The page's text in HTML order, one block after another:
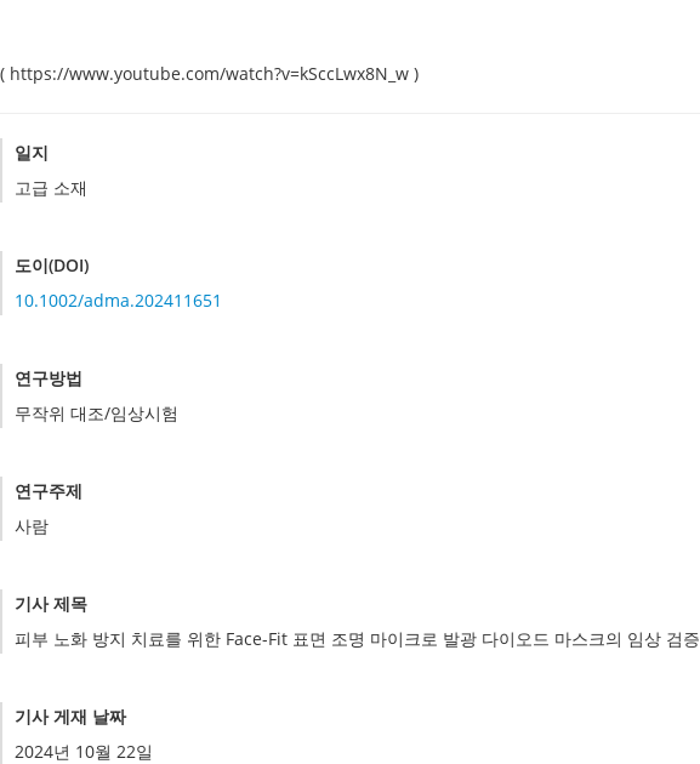
( https://www.youtube.com/watch?v=kSccLwx8N_w )
일지
고급 소재
도이(DOI)
10.1002/adma.202411651
연구방법
무작위 대조/임상시험
연구주제
사람
기사 제목
피부 노화 방지 치료를 위한 Face-Fit 표면 조명 마이크로 발광 다이오드 마스크의 임상 검증
기사 게재 날짜
2024년 10월 22일